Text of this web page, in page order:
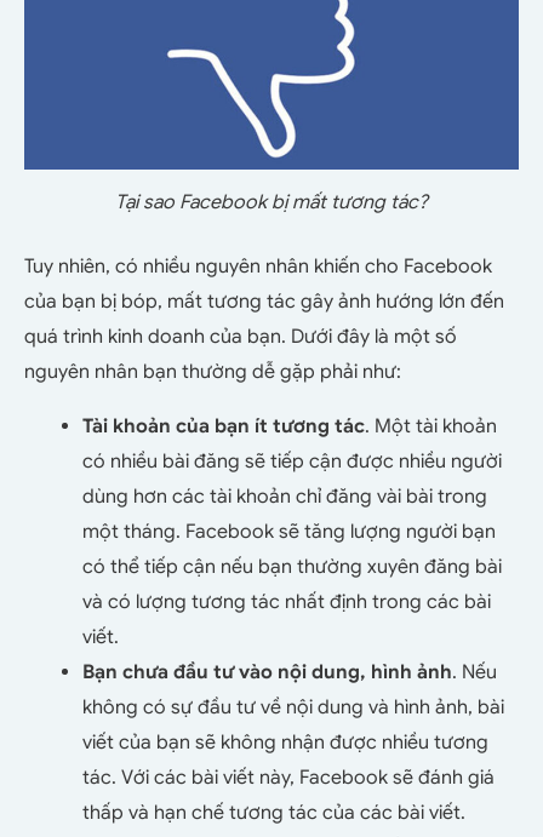
Tại sao Facebook bị mất tương tác?
Tuy nhiên, có nhiều nguyên nhân khiến cho Facebook
của bạn bị bóp, mất tương tác gây ảnh hướng lớn đến
quá trình kinh doanh của bạn. Dưới đây là một số
nguyên nhân bạn thường dễ gặp phải như:
Tài khoản của bạn ít tương tác. Một tài khoản
có nhiều bài đăng sẽ tiếp cận được nhiều người
dùng hơn các tài khoản chỉ đăng vài bài trong
một tháng. Facebook sẽ tăng lượng người bạn
có thể tiếp cận nếu bạn thường xuyên đăng bài
và có lượng tương tác nhất định trong các bài
viết.
Bạn chưa đầu tư vào nội dung, hình ảnh. Nếu
không có sự đầu tư về nội dung và hình ảnh, bài
viết của bạn sẽ không nhận được nhiều tương
tác. Với các bài viết này, Facebook sẽ đánh giá
thấp và hạn chế tương tác của các bài viết.